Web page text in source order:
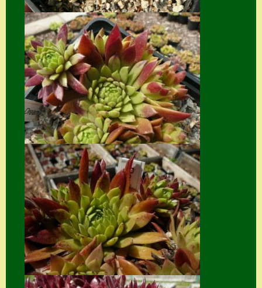
Suche
Sue Thomas
Translator
Versand
Versand von
Semps
Warenkorb
Warenkorb
Widerrufsbelehru
ng
Zahlung
Zahlungs- &
Versandinfos
Zubehör